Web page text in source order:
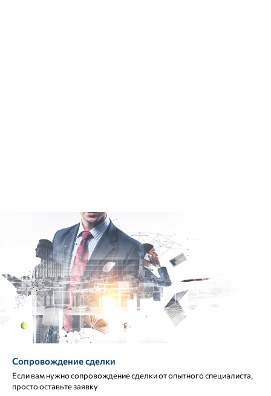
Сопровождение сделки
Если вам нужно сопровождение сделки от опытного специалиста,
просто оставьте заявку